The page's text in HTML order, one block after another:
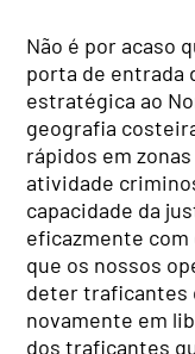
Não é por acaso
porta de entrada
estratégica ao
geografia
rápidos em
atividade
capacidade da
eficazmente
que os nossos
deter traficantes
novamente em
dos traficantes